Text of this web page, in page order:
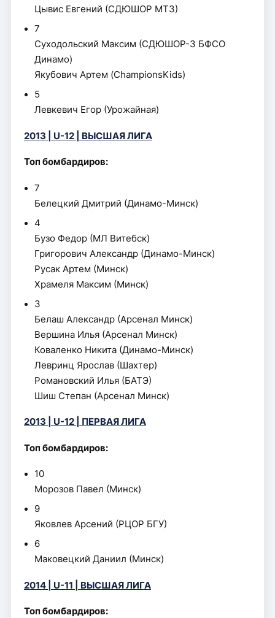
Цывис Евгений (СДЮШОР МТЗ)
7
Суходольский Максим (СДЮШОР-3 БФСО
Динамо)
Якубович Артем (ChampionsKids)
5
Левкевич Егор (Урожайная)
2013 | U-12 | ВЫСШАЯ ЛИГА
Топ бомбардиров:
7
Белецкий Дмитрий (Динамо-Минск)
4
Бузо Федор (МЛ Витебск)
Григорович Александр (Динамо-Минск)
Русак Артем (Минск)
Храмеля Максим (Минск)
3
Белаш Александр (Арсенал Минск)
Вершина Илья (Арсенал Минск)
Коваленко Никита (Динамо-Минск)
Левринц Ярослав (Шахтер)
Романовский Илья (БАТЭ)
Шиш Степан (Арсенал Минск)
2013 | U-12 | ПЕРВАЯ ЛИГА
Топ бомбардиров:
10
Морозов Павел (Минск)
9
Яковлев Арсений (РЦОР БГУ)
6
Маковецкий Даниил (Минск)
2014 | U-11 | ВЫСШАЯ ЛИГА
Топ бомбардиров: